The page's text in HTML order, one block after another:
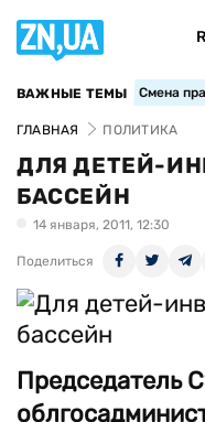
ВАЖНЫЕ ТЕМЫ Смена
ГЛАВНАЯ ПОЛИТИКА
ДЛЯ ДЕТЕЙ-
БАССЕЙН
14 января, 2011, 12:30
Поделиться
Председатель